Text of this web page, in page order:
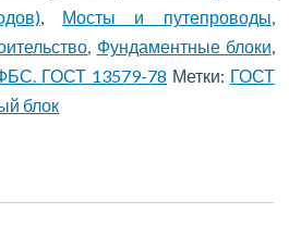
, Мосты и путепроводы,
, Фундаментные блоки,
ГОСТ 13579-78 Метки: ГОСТ
блок